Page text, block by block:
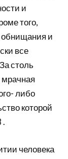
и
того,
обнищания и
все
столь
либо
которой
.
человека